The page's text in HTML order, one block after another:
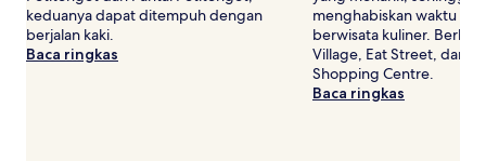
keduanya dapat ditempuh dengan
berjalan kaki.
Baca ringkas
menghabiskan waktu
berwisata kuliner.
Village, Eat Street, dan
Shopping Centre.
Baca ringkas